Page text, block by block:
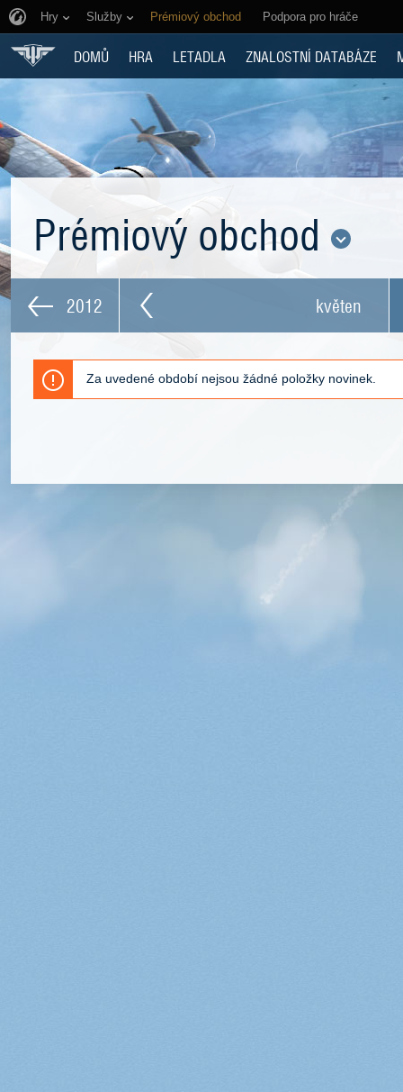
Hry Služby Prémiový obchod Podpora pro hráče
DOMŮ HRA LETADLA ZNALOSTNÍ DATABÁZE
Prémiový obchod
2012 květen
Za uvedené období nejsou žádné položky novinek.